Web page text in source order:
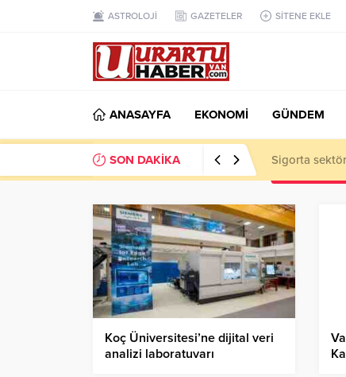
ASTROLOJİ GAZETELER SİTENE EKLE
ANASAYFA EKONOMİ GÜNDEM
SON DAKİKA VAN TSO:
Koç Üniversitesi’ne dijital veri
analizi laboratuvarı